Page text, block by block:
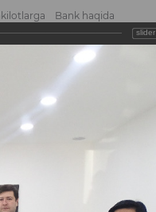
Bank haqida
Murojaatni yuborish
slider